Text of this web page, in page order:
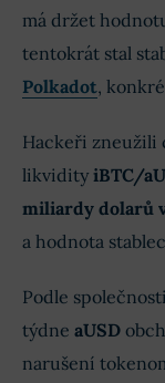
má držet
tentokrát stal
Polkadot,
Hackeři zneužili
likvidity iBTC/
miliardy dolarů
a hodnota
Podle společnosti
týdne aUSD
narušení